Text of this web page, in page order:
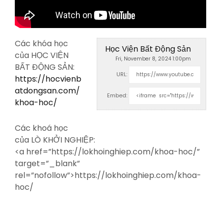
Học Viện Bất Động Sản
Fri, November 8, 2024 1:00pm
URL:
Embed:
Các khóa học
của HỌC VIỆN
BẤT ĐỘNG SẢN:
https://hocvienb
atdongsan.com/
khoa-hoc/
Các khoá học
của LÒ KHỞI NGHIỆP:
<a href=”https://lokhoinghiep.com/khoa-hoc/”
target=”_blank”
rel=”nofollow”>https://lokhoinghiep.com/khoa-
hoc/